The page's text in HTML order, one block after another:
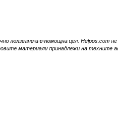
реклама
ползване и с помощна цел. Helpos.com
материали принадлежи на техните